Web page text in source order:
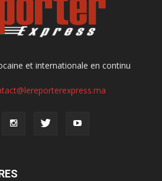
et internationale en continu